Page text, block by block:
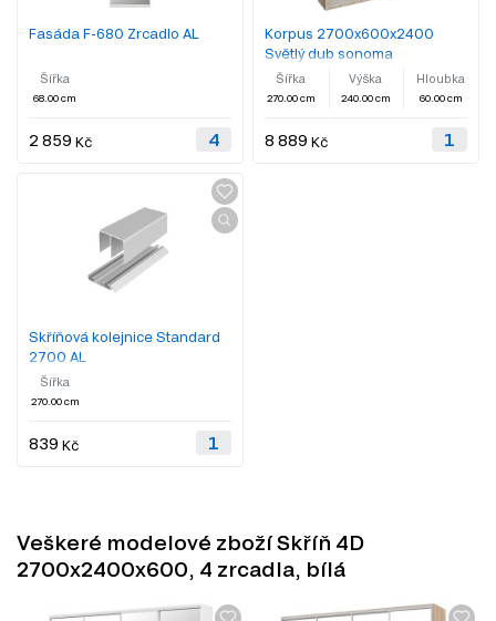
Fasáda F-680 Zrcadlo AL
Šířka
68.00 cm
2 859 Kč
Korpus 2700x600x2400
Světlý dub sonoma
Šířka
270.00 cm
Výška
240.00 cm
Hloubka
60.00 cm
8 889 Kč
Skříňová kolejnice Standard
2700 AL
Šířka
270.00 cm
839 Kč
Veškeré modelové zboží Skříň 4D
2700x2400x600, 4 zrcadla, bílá